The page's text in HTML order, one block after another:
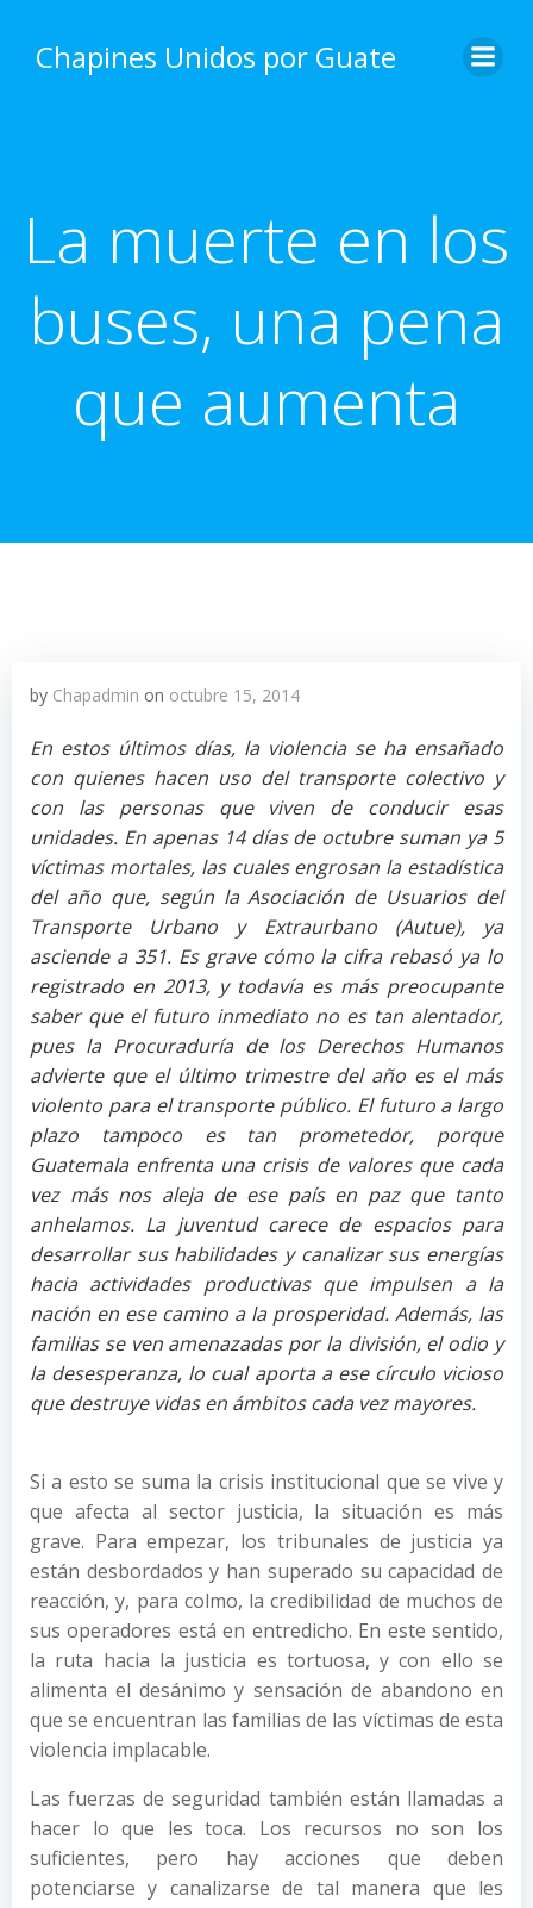
content
Chapines Unidos por Guate
La muerte en los
buses, una pena
que aumenta
by Chapadmin on octubre 15, 2014
En estos últimos días, la violencia se ha ensañado
con quienes hacen uso del transporte colectivo y
con las personas que viven de conducir esas
unidades. En apenas 14 días de octubre suman ya 5
víctimas mortales, las cuales engrosan la estadística
del año que, según la Asociación de Usuarios del
Transporte Urbano y Extraurbano (Autue), ya
asciende a 351. Es grave cómo la cifra rebasó ya lo
registrado en 2013, y todavía es más preocupante
saber que el futuro inmediato no es tan alentador,
pues la Procuraduría de los Derechos Humanos
advierte que el último trimestre del año es el más
violento para el transporte público. El futuro a largo
plazo tampoco es tan prometedor, porque
Guatemala enfrenta una crisis de valores que cada
vez más nos aleja de ese país en paz que tanto
anhelamos. La juventud carece de espacios para
desarrollar sus habilidades y canalizar sus energías
hacia actividades productivas que impulsen a la
nación en ese camino a la prosperidad. Además, las
familias se ven amenazadas por la división, el odio y
la desesperanza, lo cual aporta a ese círculo vicioso
que destruye vidas en ámbitos cada vez mayores.
Si a esto se suma la crisis institucional que se vive y
que afecta al sector justicia, la situación es más
grave. Para empezar, los tribunales de justicia ya
están desbordados y han superado su capacidad de
reacción, y, para colmo, la credibilidad de muchos de
sus operadores está en entredicho. En este sentido,
la ruta hacia la justicia es tortuosa, y con ello se
alimenta el desánimo y sensación de abandono en
que se encuentran las familias de las víctimas de esta
violencia implacable.
Las fuerzas de seguridad también están llamadas a
hacer lo que les toca. Los recursos no son los
suficientes, pero hay acciones que deben
potenciarse y canalizarse de tal manera que les